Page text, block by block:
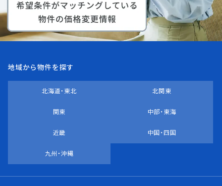
地域から物件を探す
北海道・東北 北関東
関東 中部・東海
近畿 中国・四国
九州・沖縄